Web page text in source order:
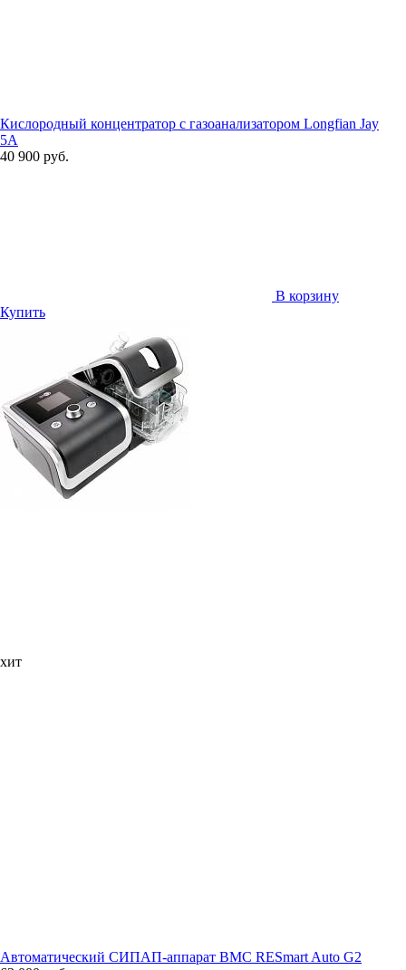
Кислородный концентратор с газоанализатором Longfian Jay
5A
40 900 руб.
В корзину
Купить
хит
Автоматический СИПАП-аппарат BMC RESmart Auto G2